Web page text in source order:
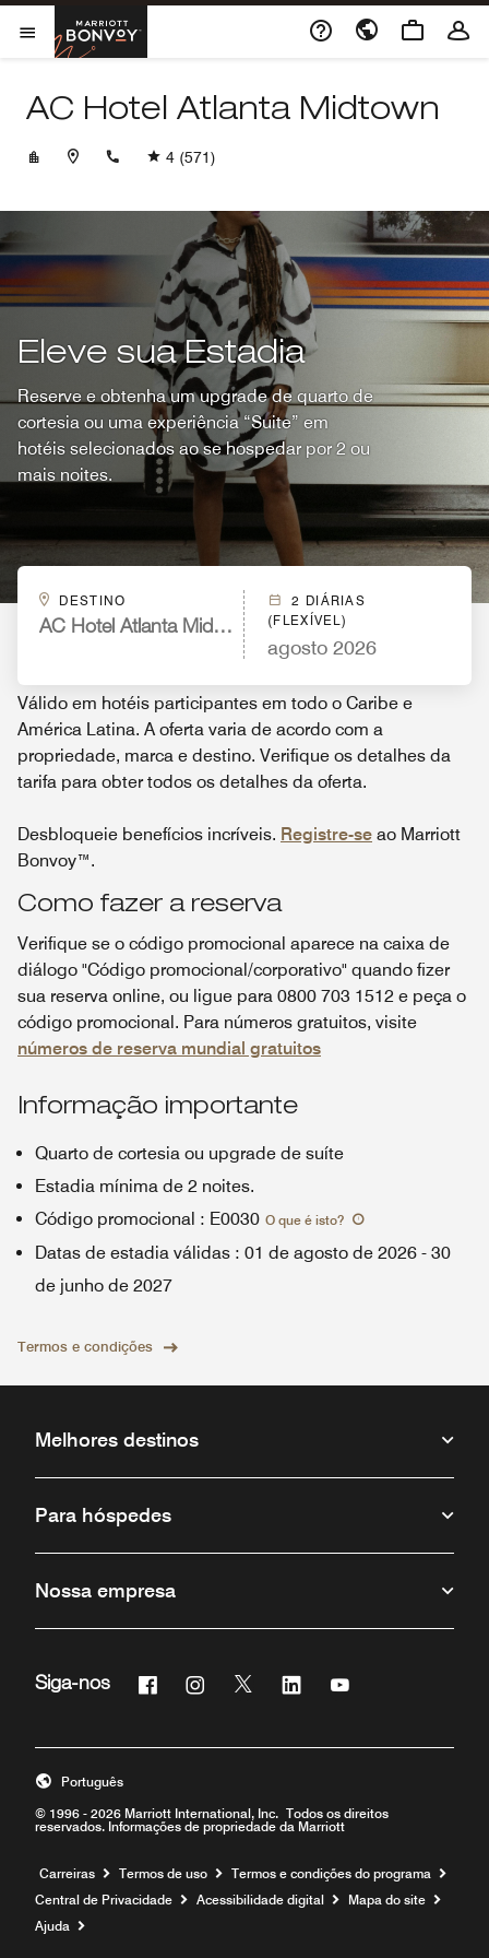
Skip to Content
Abrir menu
Marriott Bonvoy
AC Hotel Atlanta Midtown
+14042499445
4 (571)
Eleve sua Estadia
Reserve e obtenha um upgrade de quarto de
cortesia ou uma experiência “Suite” em
hotéis selecionados ao se hospedar por 2 ou
mais noites.
DESTINO
AC Hotel Atlanta Midtown
2 DIÁRIAS
(FLEXÍVEL)
agosto 2026
Válido em hotéis participantes em todo o Caribe e
América Latina. A oferta varia de acordo com a
propriedade, marca e destino. Verifique os detalhes da
tarifa para obter todos os detalhes da oferta.
Desbloqueie benefícios incríveis. Registre-se ao Marriott
Bonvoy™.
Como fazer a reserva
Verifique se o código promocional aparece na caixa de
diálogo "Código promocional/corporativo" quando fizer
sua reserva online, ou ligue para 0800 703 1512 e peça o
código promocional. Para números gratuitos, visite
números de reserva mundial gratuitos
Informação importante
Quarto de cortesia ou upgrade de suíte
Estadia mínima de 2 noites.
Código promocional : E0030 O que é isto?
Datas de estadia válidas : 01 de agosto de 2026 - 30
de junho de 2027
Termos e condições
Melhores destinos
Para hóspedes
Nossa empresa
Siga-nos FacebookInstagram
Twitter Linkedin
© 1996 - 2026 Marriott International, Inc. Todos os direitos
reservados. Informações de propriedade da Marriott
Português
Carreiras Termos de uso
Termos e condições do programa
Central de Privacidade
Acessibilidade digital
Mapa do site
Ajuda